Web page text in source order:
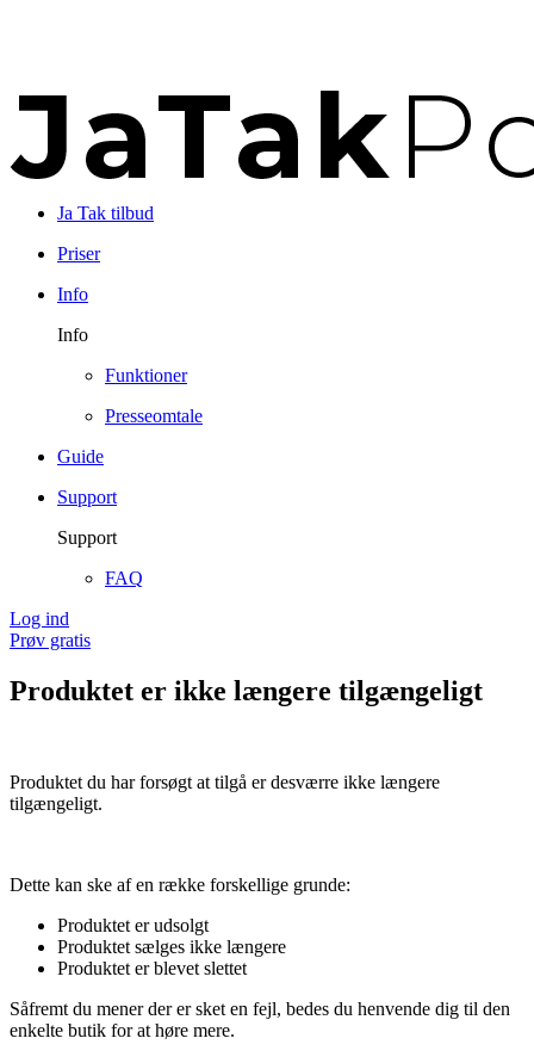
Ja Tak tilbud
Priser
Info
Info
Funktioner
Presseomtale
Guide
Support
Support
FAQ
Log ind
Prøv gratis
Produktet er ikke længere tilgængeligt
Produktet du har forsøgt at tilgå er desværre ikke længere
tilgængeligt.
Dette kan ske af en række forskellige grunde:
Produktet er udsolgt
Produktet sælges ikke længere
Produktet er blevet slettet
Såfremt du mener der er sket en fejl, bedes du henvende dig til den
enkelte butik for at høre mere.